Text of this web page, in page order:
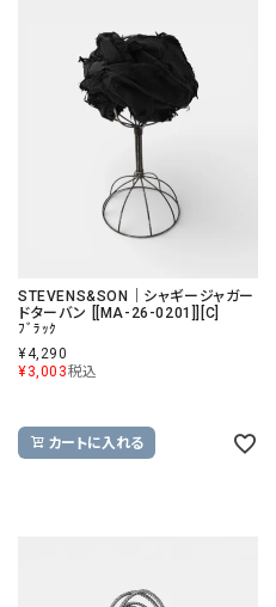
STEVENS&SON｜シャギージャガー
ドターバン [[MA-26-0201]][C]
ﾌﾞﾗｯｸ
¥4,290
¥3,003税込
カートに入れる